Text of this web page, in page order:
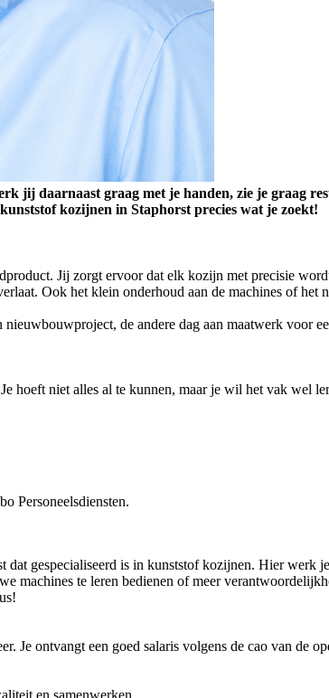
jij daarnaast graag met je handen, zie je graag
kozijnen in Staphorst precies wat je zoekt!
Jij zorgt ervoor dat elk kozijn met precisie
Ook het klein onderhoud aan de machines of het
de andere dag aan maatwerk voor
hoeft niet alles al te kunnen, maar je wil het vak wel
Personeelsdiensten.
gespecialiseerd is in kunststof kozijnen. Hier werk
te leren bedienen of meer
Je ontvangt een goed salaris volgens de cao van de